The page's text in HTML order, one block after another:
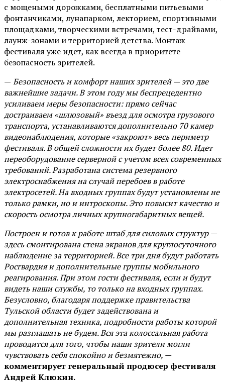
с мощеными дорожками, бесплатными питьевыми
фонтанчиками, лунапарком, лекторием, спортивными
площадками, творческими встречами, тест-драйвами,
лаунж-зонами и территорией детства. Монтаж
фестиваля уже идет, как всегда в приоритете
безопасность зрителей.
— Безопасность и комфорт наших зрителей — это две
важнейшие задачи. В этом году мы беспрецедентно
усиливаем меры безопасности: прямо сейчас
достраиваем «шлюзовый» въезд для осмотра грузового
транспорта, устанавливаются дополнительно 70 камер
видеонаблюдения, которые «закроют» весь периметр
фестиваля. В общей сложности их будет более 80. Идет
переоборудование серверной с учетом всех современных
требований. Разработана система резервного
электроснабжения на случай перебоев в работе
электросетей. На входных группах будут установлены не
только рамки, но и интроскопы. Это повысит качество и
скорость осмотра личных крупногабаритных вещей.
Построен и готов к работе штаб для силовых структур —
здесь смонтирована стена экранов для круглосуточного
наблюдение за территорией. Все три дня будут работать
Росгвардия и дополнительные группы мобильного
реагирования. При этом гости фестиваля, если и будут
видеть наши службы, то только на входных группах.
Безусловно, благодаря поддержке правительства
Тульской области будет задействована и
дополнительная техника, подробности работы которой
мы разглашать не будем. Вся эта колоссальная работа
проводится для того, чтобы наши зрители могли
чувствовать себя спокойно и безмятежно, —
комментирует генеральный продюсер фестиваля
Андрей Клюкин.